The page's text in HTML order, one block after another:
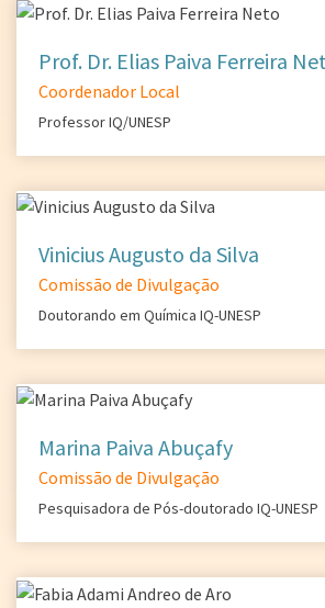
Prof. Dr. Elias Paiva Ferreira
Coordenador Local
Professor IQ/UNESP
Vinicius Augusto da Silva
Comissão de Divulgação
Doutorando em Química IQ-UNESP
Marina Paiva Abuçafy
Comissão de Divulgação
Pesquisadora de Pós-doutorado IQ-UNESP